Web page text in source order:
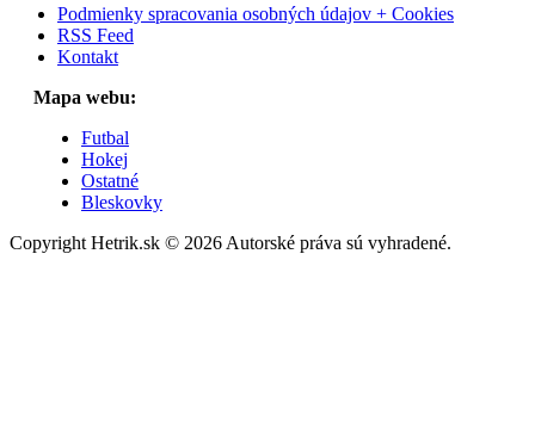
Podmienky spracovania osobných údajov + Cookies
RSS Feed
Kontakt
Mapa webu:
Futbal
Hokej
Ostatné
Bleskovky
Copyright Hetrik.sk © 2026 Autorské práva sú vyhradené.